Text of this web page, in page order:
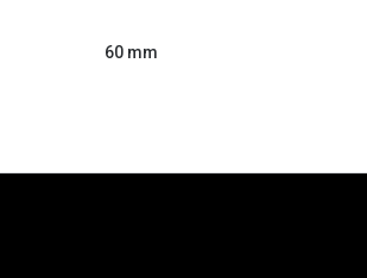
60 mm